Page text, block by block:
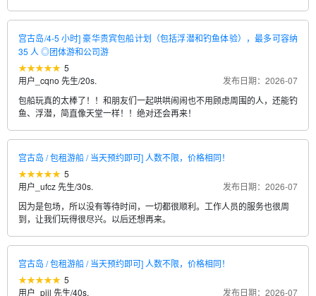
宫古岛/4-5 小时] 豪华贵宾包船计划（包括浮潜和钓鱼体验），最多可容纳
35 人 ◎团体游和公司游
5
用户_cqno 先生/20s.
发布日期：2026-07
包船玩真的太棒了！！和朋友们一起哄哄闹闹也不用顾虑周围的人，还能钓
鱼、浮潜，简直像天堂一样！！绝对还会再来！
宫古岛 / 包租游船 / 当天预约即可] 人数不限，价格相同！
5
用户_ufcz 先生/30s.
发布日期：2026-07
因为是包场，所以没有等待时间，一切都很顺利。工作人员的服务也很周
到，让我们玩得很尽兴。以后还想再来。
宫古岛 / 包租游船 / 当天预约即可] 人数不限，价格相同！
5
用户_pjil 先生/40s.
发布日期：2026-07